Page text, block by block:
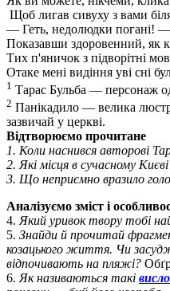
Щоб лигав сивуху з вами
— Геть, недолюдки погані! —
Показавши здоровенний, як
Тих п'яничок з підворітні
Отаке мені видіння уві сні
1 Тарас Бульба — персонаж
2 Панікадило — велика
зазвичай у церкві.
Відтворюємо прочитане
1. Коли наснився авторові
2. Які місця в сучасному
3. Що неприємно вразило
Аналізуємо зміст і
4. Який уривок твору тобі
5. Знайди й прочитай
козацького життя. Чи
відпочивають на пляжі?
6. Як називаються такі